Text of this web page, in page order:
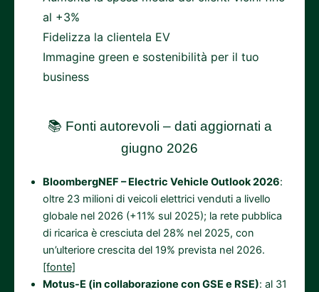
al +3%
Fidelizza la clientela EV
Immagine green e sostenibilità per il tuo
business
📚 Fonti autorevoli – dati aggiornati a
giugno 2026
BloombergNEF – Electric Vehicle Outlook 2026:
oltre 23 milioni di veicoli elettrici venduti a livello
globale nel 2026 (+11% sul 2025); la rete pubblica
di ricarica è cresciuta del 28% nel 2025, con
un’ulteriore crescita del 19% prevista nel 2026.
[fonte]
Motus-E (in collaborazione con GSE e RSE): al 31